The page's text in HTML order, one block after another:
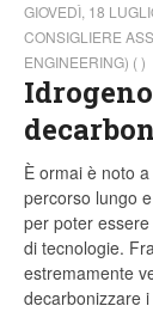
GIOVEDÌ, 18
CONSIGLIERE
ENGINEERING) ( )
È ormai è noto
percorso lungo
per poter
di tecnologie.
estremamente
decarbonizzare